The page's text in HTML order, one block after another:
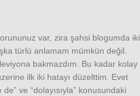
var, zira şahsi blogumda iki
türlü anlamam mümkün değil.
bakmazdım. Bu kadar kolay
ilk iki hatayı düzelttim. Evet
de” ve “dolayısıyla” konusundaki